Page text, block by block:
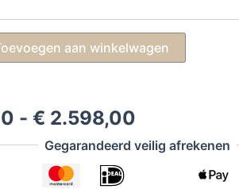
aan winkelwagen
- € 2.598,00
€ 1.199,00
Gegarandeerd veilig afrekenen